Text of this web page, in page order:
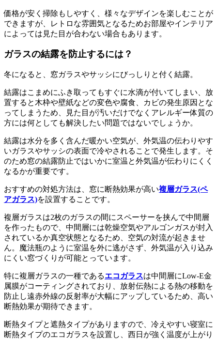
価格が安く掃除もしやすく、様々なデザインを楽しむことが
できますが、レトロな雰囲気となるためお部屋やインテリア
によっては見た目が合わない場合もあります。
ガラスの結露を防止するには？
冬になると、窓ガラスやサッシにびっしりと付く結露。
結露はこまめにふき取ってもすぐに水滴が付いてしまい、放
置すると木枠や壁紙などの変色や腐食、カビの発生原因とな
ってしまうため、見た目が汚いだけでなくアレルギー体質の
方には何としても解決したい問題ではないでしょうか。
結露は水分を多く含んだ暖かい空気が、外気温の伝わりやす
いガラスやサッシの表面で冷やされることで発生します。そ
のため窓の結露防止ではいかに室温と外気温が伝わりにくく
なるかが重要です。
おすすめの対処方法は、窓に断熱効果が高い複層ガラス(ペ
アガラス)を設置することです。
複層ガラスは2枚のガラスの間にスペーサーを挟んで中間層
を作ったもので、中間層には乾燥空気やアルゴンガスが封入
されているか真空状態となるため、空気の対流が起きませ
ん。魔法瓶のように室温を外に逃がさず、外気温が入り込み
にくい窓づくりが可能とっています。
特に複層ガラスの一種であるエコガラスは中間層にLow-E金
属膜がコーティングされており、放射伝熱による熱の移動を
防止し遠赤外線の反射率が大幅にアップしているため、高い
断熱効果が期待できます。
断熱タイプと遮熱タイプがありますので、冷えやすい寝室に
断熱タイプのエコガラスを設置し、西日が強く温度が上がり